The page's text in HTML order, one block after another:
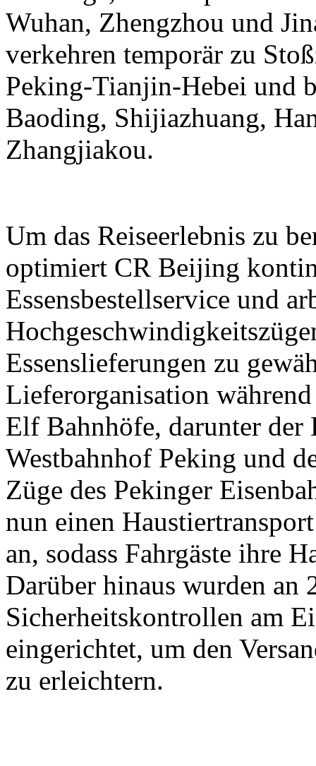
Wuhan, Zhengzhou und
verkehren temporär zu
Peking-Tianjin-Hebei und
Baoding, Shijiazhuang,
Zhangjiakou.
Um das Reiseerlebnis zu
optimiert CR Beijing
Essensbestellservice und
Essenslieferungen zu
Lieferorganisation
Elf Bahnhöfe, darunter der
Westbahnhof Peking und
Züge des Pekinger
nun einen
an, sodass Fahrgäste ihre
Darüber hinaus wurden an
Sicherheitskontrollen am
eingerichtet, um den
zu erleichtern.